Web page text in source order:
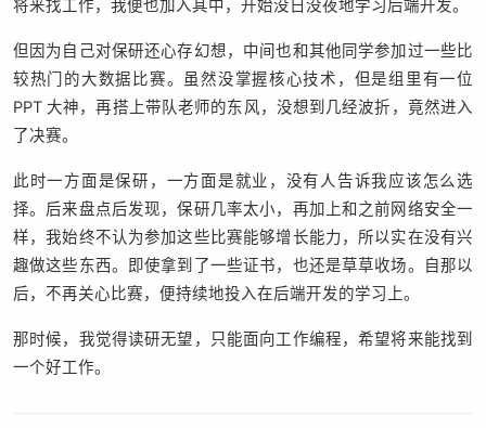
将来找工作，我便也加入其中，开始没日没夜地学习后端开发。
但因为自己对保研还心存幻想，中间也和其他同学参加过一些比
较热门的大数据比赛。虽然没掌握核心技术，但是组里有一位
PPT 大神，再搭上带队老师的东风，没想到几经波折，竟然进入
了决赛。
此时一方面是保研，一方面是就业，没有人告诉我应该怎么选
择。后来盘点后发现，保研几率太小，再加上和之前网络安全一
样，我始终不认为参加这些比赛能够增长能力，所以实在没有兴
趣做这些东西。即使拿到了一些证书，也还是草草收场。自那以
后，不再关心比赛，便持续地投入在后端开发的学习上。
那时候，我觉得读研无望，只能面向工作编程，希望将来能找到
一个好工作。